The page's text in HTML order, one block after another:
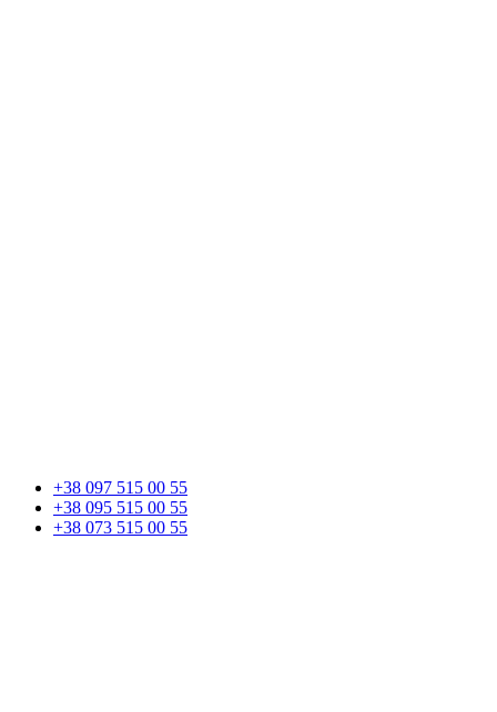
+38 097 515 00 55
+38 095 515 00 55
+38 073 515 00 55